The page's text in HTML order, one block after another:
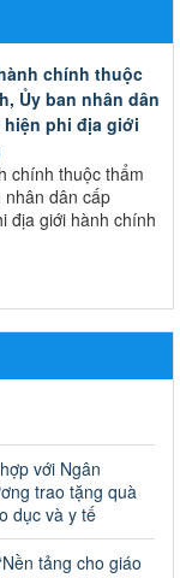
chính thuộc
Ủy ban nhân dân
hiện phi địa giới
chính thuộc thẩm
nhân dân cấp
địa giới hành chính
2025 của ngành
của ngành
bãi bỏ trong lĩnh
dân và cơ sở
của Sở Giáo dục
bỏ trong lĩnh vực
với Ngân
trao tặng quà
dục và y tế
tảng cho giáo